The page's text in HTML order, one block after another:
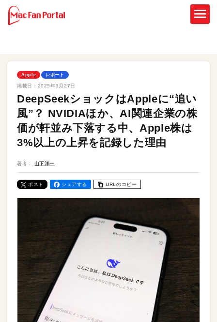
Apple レポート
掲載日： 2025年3月27日
DeepSeekショックはAppleに“追い
風”？ NVIDIAほか、AI関連企業の株
価が軒並み下落する中、Apple株は
3%以上の上昇を記録した理由
著者： 山下洋一
ポスト シェアする URLのコピー